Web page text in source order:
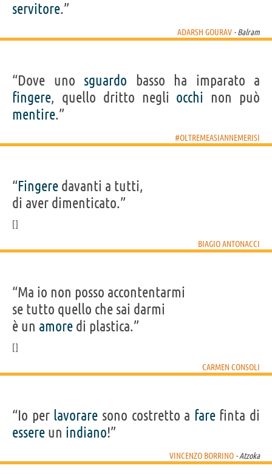
servitore.”
ADARSH GOURAV - Balram
“Dove uno sguardo basso ha imparato a
fingere, quello dritto negli occhi non può
mentire.”
#OLTREMEASIANNEMERISI
“Fingere davanti a tutti,
di aver dimenticato.”
BIAGIO ANTONACCI
“Ma io non posso accontentarmi
se tutto quello che sai darmi
è un amore di plastica.”
CARMEN CONSOLI
“Io per lavorare sono costretto a farefinta di
essere un indiano!”
VINCENZO BORRINO - Atzoka